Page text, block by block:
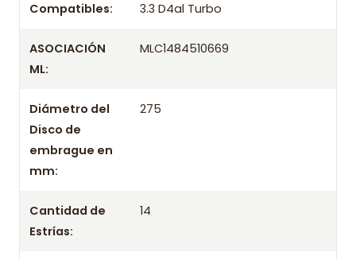
Compatibles:
3.3 D4al Turbo
ASOCIACIÓN
ML:
MLC1484510669
Diámetro del
Disco de
embrague en
mm:
275
Cantidad de
Estrías:
14